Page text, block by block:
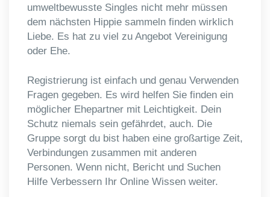
umweltbewusste Singles nicht mehr müssen
dem nächsten Hippie sammeln finden wirklich
Liebe. Es hat zu viel zu Angebot Vereinigung
oder Ehe.
Registrierung ist einfach und genau Verwenden
Fragen gegeben. Es wird helfen Sie finden ein
möglicher Ehepartner mit Leichtigkeit. Dein
Schutz niemals sein gefährdet, auch. Die
Gruppe sorgt du bist haben eine großartige Zeit,
Verbindungen zusammen mit anderen
Personen. Wenn nicht, Bericht und Suchen
Hilfe Verbessern Ihr Online Wissen weiter.